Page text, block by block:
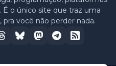
o único site que traz uma
você não perder nada.